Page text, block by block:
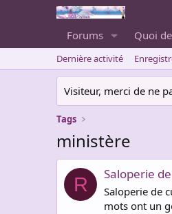
Forums Quoi
Dernière activité
Visiteur, merci de ne
Tags
ministère
R Saloperie
Saloperie de
mots ont un